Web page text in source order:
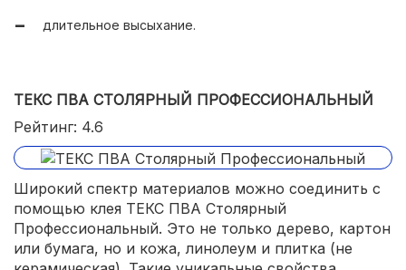
длительное высыхание.
ТЕКС ПВА СТОЛЯРНЫЙ ПРОФЕССИОНАЛЬНЫЙ
Рейтинг: 4.6
Широкий спектр материалов можно соединить с
помощью клея ТЕКС ПВА Столярный
Профессиональный. Это не только дерево, картон
или бумага, но и кожа, линолеум и плитка (не